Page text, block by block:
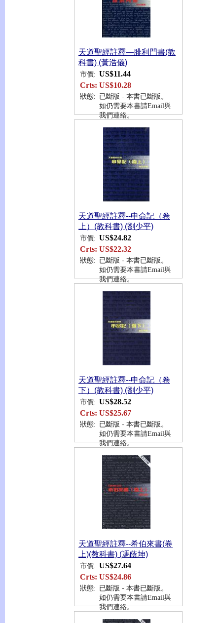
天道聖經註釋—腓利門書(教
科書) (黃浩儀)
市價: US$11.44
Crts: US$10.28
狀態: 已斷版 - 本書已斷版。
如仍需要本書請Email與
我們連絡。
天道聖經註釋--申命記（卷
上）(教科書) (劉少平)
市價: US$24.82
Crts: US$22.32
狀態: 已斷版 - 本書已斷版。
如仍需要本書請Email與
我們連絡。
天道聖經註釋--申命記（卷
下）(教科書) (劉少平)
市價: US$28.52
Crts: US$25.67
狀態: 已斷版 - 本書已斷版。
如仍需要本書請Email與
我們連絡。
天道聖經註釋--希伯來書(卷
上)(教科書) (馮蔭坤)
市價: US$27.64
Crts: US$24.86
狀態: 已斷版 - 本書已斷版。
如仍需要本書請Email與
我們連絡。